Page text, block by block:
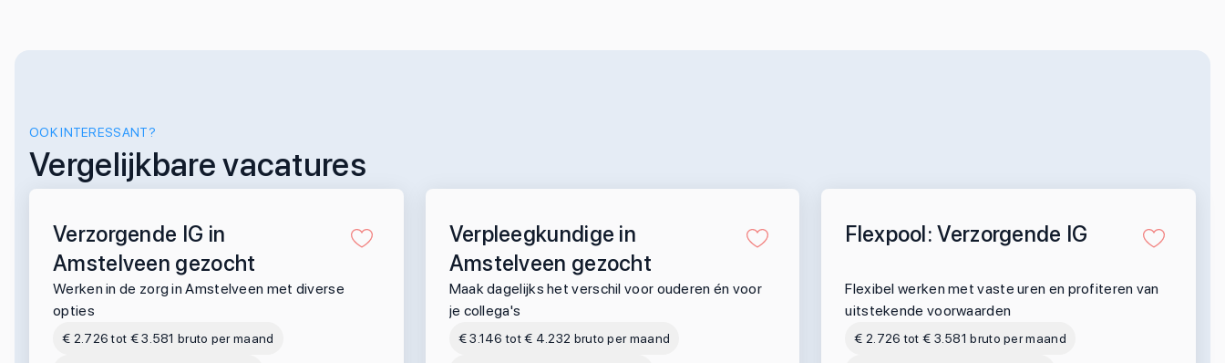
OOK INTERESSANT?
Vergelijkbare vacatures
Verzorgende IG in
Amstelveen gezocht
Werken in de zorg in Amstelveen met diverse
opties
€ 2.726 tot € 3.581 bruto per maand
Verpleegkundige in
Amstelveen gezocht
Maak dagelijks het verschil voor ouderen én voor
je collega's
€ 3.146 tot € 4.232 bruto per maand
Flexpool: Verzorgende IG
Flexibel werken met vaste uren en profiteren van
uitstekende voorwaarden
€ 2.726 tot € 3.581 bruto per maand